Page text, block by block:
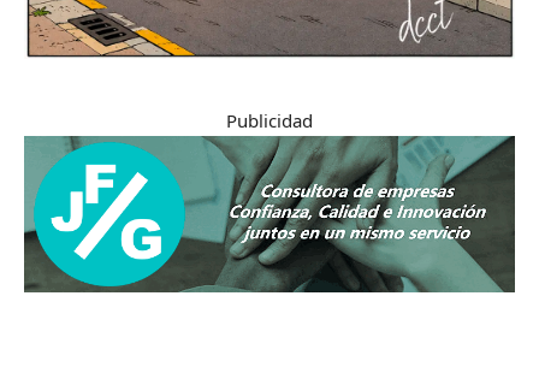
Publicidad